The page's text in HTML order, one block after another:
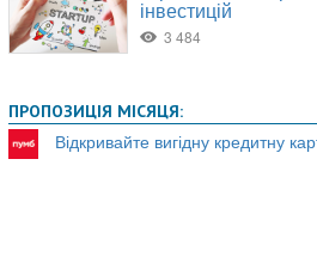
ПРОПОЗИЦІЯ МІСЯЦЯ:
Відкривайте вигідну кредитну